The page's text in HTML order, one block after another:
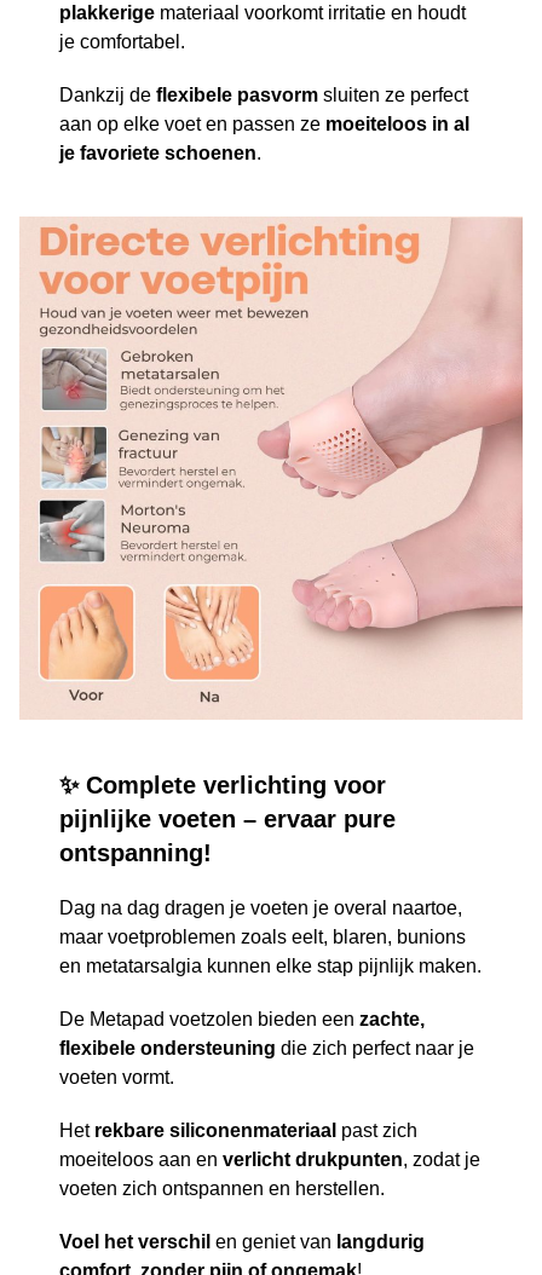
plakkerige materiaal voorkomt irritatie en houdt
je comfortabel.
Dankzij deflexibele pasvorm sluiten ze perfect
aan op elke voet en passen ze moeiteloos in al
je favoriete schoenen.
✨ Complete verlichting voor
pijnlijke voeten – ervaar pure
ontspanning!
Dag na dag dragen je voeten je overal naartoe,
maar voetproblemen zoals eelt, blaren, bunions
en metatarsalgia kunnen elke stap pijnlijk maken.
De Metapad voetzolen bieden eenzachte,
flexibele ondersteuning die zich perfect naar je
voeten vormt.
Het rekbare siliconenmateriaal past zich
moeiteloos aan enverlicht drukpunten, zodat je
voeten zich ontspannen en herstellen.
Voel het verschil en geniet van langdurig
comfort, zonder pijn of ongemak!